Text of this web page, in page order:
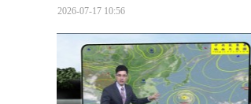
2026-07-17 10:56